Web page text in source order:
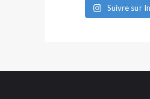
Suivre sur